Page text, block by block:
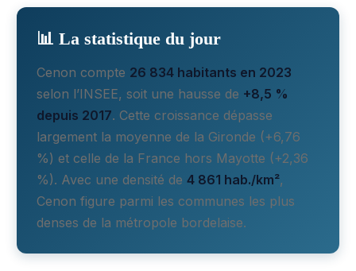
📊 La statistique du jour
Cenon compte 26 834 habitants en 2023
selon l’INSEE, soit une hausse de +8,5 %
depuis 2017. Cette croissance dépasse
largement la moyenne de la Gironde (+6,76
%) et celle de la France hors Mayotte (+2,36
%). Avec une densité de 4 861 hab./km²,
Cenon figure parmi les communes les plus
denses de la métropole bordelaise.